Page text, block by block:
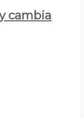
cambia